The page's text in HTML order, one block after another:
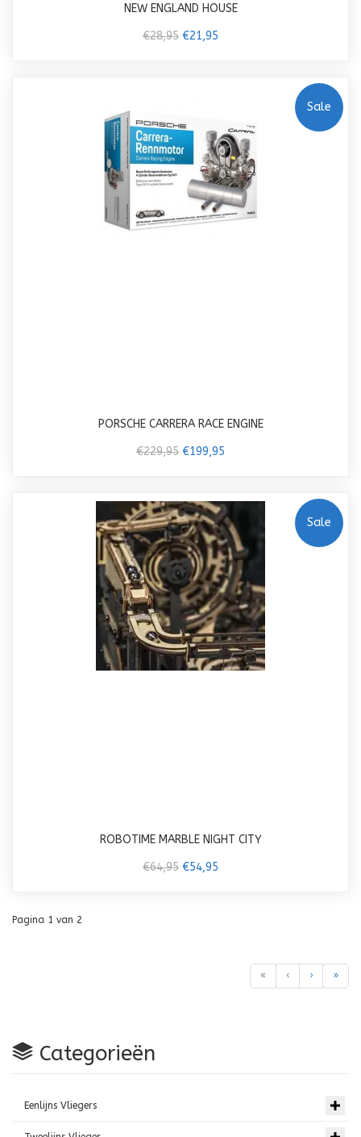
NEW ENGLAND HOUSE
€28,95 €21,95
Sale
PORSCHE CARRERA RACE ENGINE
€229,95 €199,95
Sale
ROBOTIME MARBLE NIGHT CITY
€64,95 €54,95
Pagina 1 van 2
« ‹ › »
Categorieën
Eenlijns Vliegers